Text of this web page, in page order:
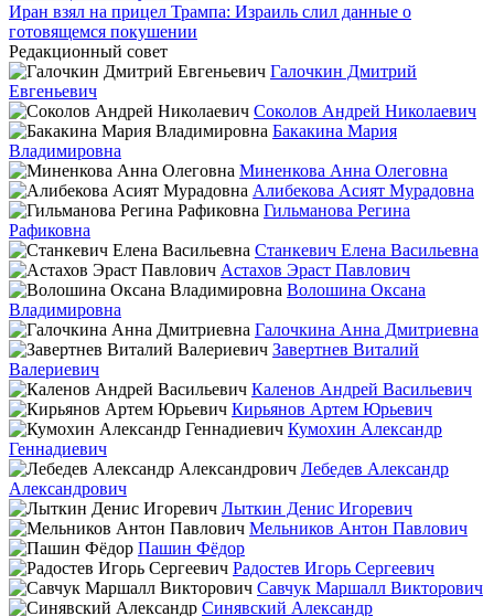
Иран взял на прицел Трампа: Израиль слил данные о
готовящемся покушении
Редакционный совет
Галочкин Дмитрий
Евгеньевич
Соколов Андрей Николаевич
Бакакина Мария
Владимировна
Миненкова Анна Олеговна
Алибекова Асият Мурадовна
Гильманова Регина
Рафиковна
Станкевич Елена Васильевна
Астахов Эраст Павлович
Волошина Оксана
Владимировна
Галочкина Анна Дмитриевна
Завертнев Виталий
Валериевич
Каленов Андрей Васильевич
Кирьянов Артем Юрьевич
Кумохин Александр
Геннадиевич
Лебедев Александр
Александрович
Лыткин Денис Игоревич
Мельников Антон Павлович
Пашин Фёдор
Радостев Игорь Сергеевич
Савчук Маршалл Викторович
Синявский Александр